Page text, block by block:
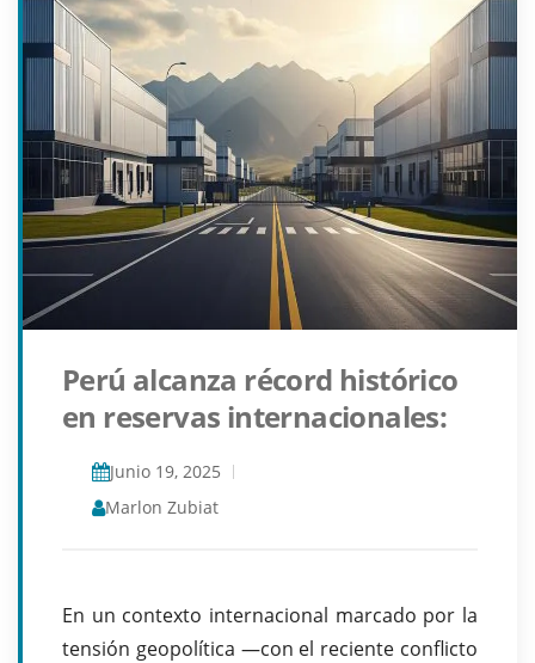
Perú alcanza récord histórico
en reservas internacionales:
Junio 19, 2025
Marlon Zubiat
En un contexto internacional marcado por la
tensión geopolítica —con el reciente conflicto